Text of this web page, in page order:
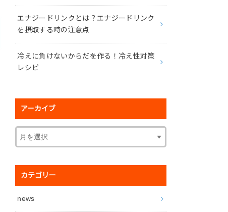
エナジードリンクとは？エナジードリンク
を摂取する時の注意点
冷えに負けないからだを作る！冷え性対策
レシピ
アーカイブ
カテゴリー
news